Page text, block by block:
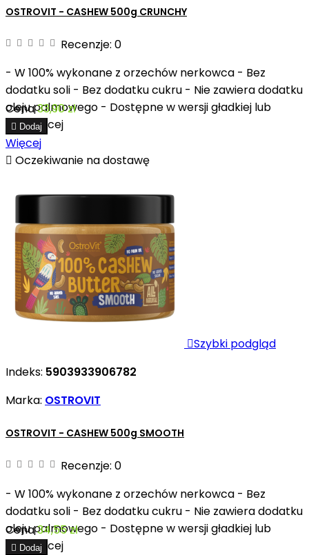
OSTROVIT - CASHEW 500g CRUNCHY
Recenzje: 0
- W 100% wykonane z orzechów nerkowca - Bez
dodatku soli - Bez dodatku cukru - Nie zawiera dodatku
oleju palmowego - Dostępne w wersji gładkiej lub
chrupiącej
Cena33,90 zł
 Dodaj
Więcej
 Oczekiwanie na dostawę
Szybki podgląd
Indeks: 5903933906782
Marka: OSTROVIT
OSTROVIT - CASHEW 500g SMOOTH
Recenzje: 0
- W 100% wykonane z orzechów nerkowca - Bez
dodatku soli - Bez dodatku cukru - Nie zawiera dodatku
oleju palmowego - Dostępne w wersji gładkiej lub
chrupiącej
Cena34,55 zł
 Dodaj